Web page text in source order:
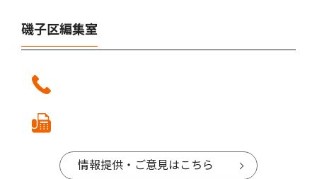
磯子区編集室
情報提供・ご意見はこちら